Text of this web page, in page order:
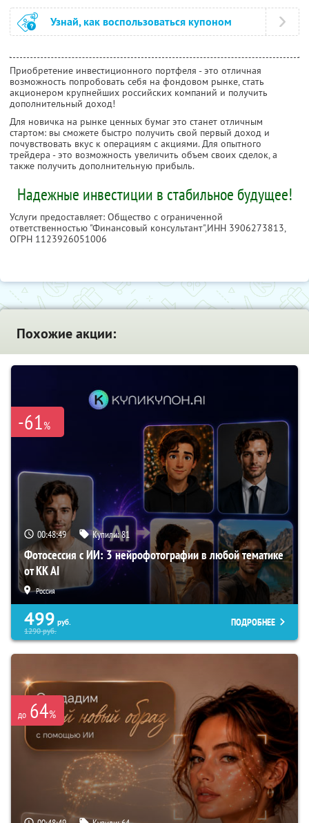
Узнай, как воспользоваться купоном
Приобретение инвестиционного портфеля - это отличная
возможность попробовать себя на фондовом рынке, стать
акционером крупнейших российских компаний и получить
дополнительный доход!
Для новичка на рынке ценных бумаг это станет отличным
стартом: вы сможете быстро получить свой первый доход и
почувствовать вкус к операциям с акциями. Для опытного
трейдера - это возможность увеличить объем своих сделок, а
также получить дополнительную прибыль.
Надежные инвестиции в стабильное будущее!
Услуги предоставляет: Общество с ограниченной
ответственностью "Финансовый консультант",ИНН 3906273813,
ОГРН 1123926051006
Похожие акции:
-61%
00:48:49 Купили:81
Фотосессия с ИИ: 3 нейрофотографии в любой тематике
от KK AI
Россия
499 руб.
1290руб.
ПОДРОБНЕЕ
до 64%